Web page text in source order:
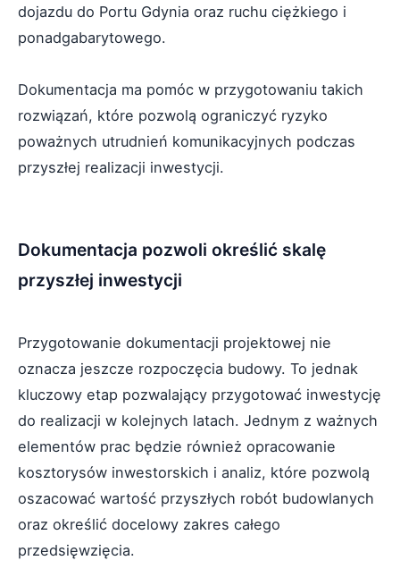
dojazdu do Portu Gdynia oraz ruchu ciężkiego i
ponadgabarytowego.
Dokumentacja ma pomóc w przygotowaniu takich
rozwiązań, które pozwolą ograniczyć ryzyko
poważnych utrudnień komunikacyjnych podczas
przyszłej realizacji inwestycji.
Dokumentacja pozwoli określić skalę
przyszłej inwestycji
Przygotowanie dokumentacji projektowej nie
oznacza jeszcze rozpoczęcia budowy. To jednak
kluczowy etap pozwalający przygotować inwestycję
do realizacji w kolejnych latach. Jednym z ważnych
elementów prac będzie również opracowanie
kosztorysów inwestorskich i analiz, które pozwolą
oszacować wartość przyszłych robót budowlanych
oraz określić docelowy zakres całego
przedsięwzięcia.